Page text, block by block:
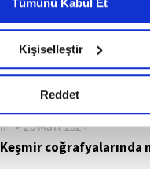
Korunması
ziyaretiniz kapsamında
işleme faaliyetleri ile ilgili
için lütfentıklayınız.
Tümünü Kabul Et
Kişiselleştir
Reddet
bitti mi, yeni mi
yapılan mahallî
20 Mart 2024
coğrafyalarında